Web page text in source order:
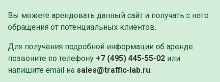
Вы можете арендовать данный сайт и получать с него
обращения от потенциальных клиентов.
Для получения подробной информации об аренде
позвоните по телефону +7 (495) 445-55-02 или
напишите email на sales@traffic-lab.ru.